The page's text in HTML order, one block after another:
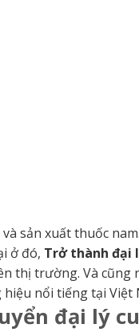
sản xuất thuốc
ở đó, Trở thành đại
thị trường. Và cũng
nổi tiếng tại Việt
đại lý